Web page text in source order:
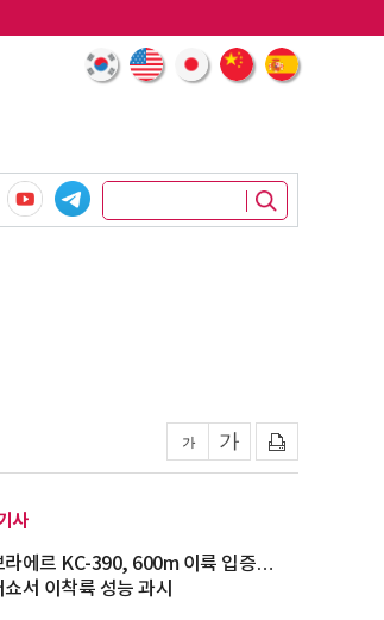
사
라에르 KC-390, 600m 이륙 입증…
쇼서 이착륙 성능 과시